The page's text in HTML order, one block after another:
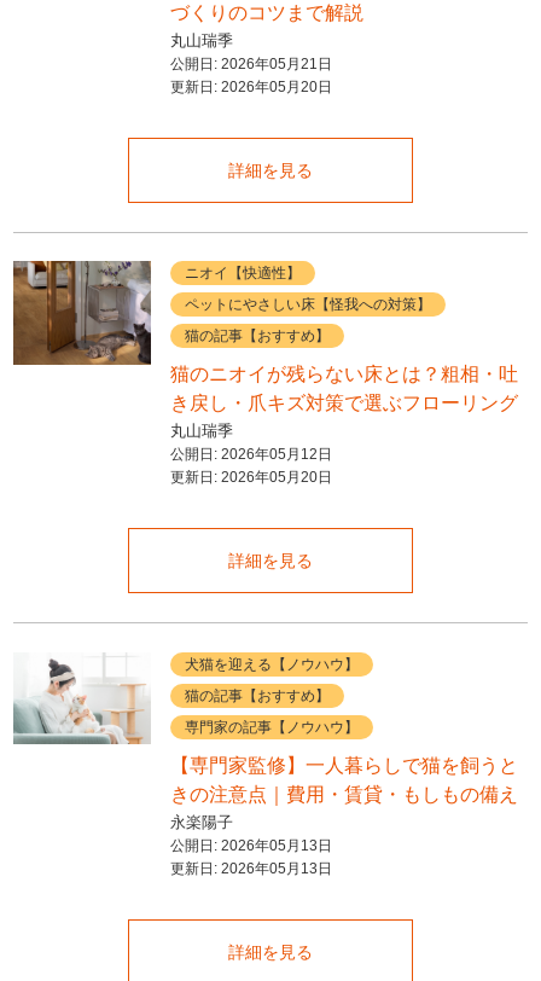
づくりのコツまで解説
丸山瑞季
公開日: 2026年05月21日
更新日: 2026年05月20日
詳細を見る
ニオイ【快適性】
ペットにやさしい床【怪我への対策】
猫の記事【おすすめ】
猫のニオイが残らない床とは？粗相・吐
き戻し・爪キズ対策で選ぶフローリング
丸山瑞季
公開日: 2026年05月12日
更新日: 2026年05月20日
詳細を見る
犬猫を迎える【ノウハウ】
猫の記事【おすすめ】
専門家の記事【ノウハウ】
【専門家監修】一人暮らしで猫を飼うと
きの注意点｜費用・賃貸・もしもの備え
永楽陽子
公開日: 2026年05月13日
更新日: 2026年05月13日
詳細を見る